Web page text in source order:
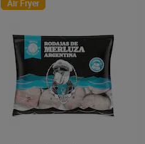
Air Fryer